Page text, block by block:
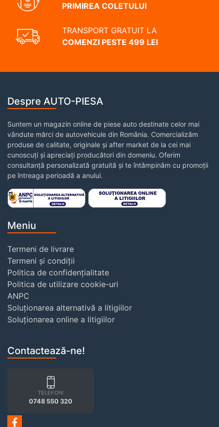
PRIMIREA COLETULUI
TRANSPORT GRATUIT LA
COMENZI PESTE 499 LEI
Despre AUTO-PIESA
Suntem un magazin online de piese auto destinate celor mai
vândute mărci de autovehicule din România. Comercializăm
produse de calitate, originale și after market de la cei mai
cunoscuți și apreciați producători din domeniu. Oferim
consultanță personalizată gratuită și te întâmpinăm cu promoții
pe întreaga perioadă a anului.
Meniu
Termeni de livrare
Termeni și condiții
Politica de confidențialitate
Politica de utilizare cookie-uri
ANPC
Soluționarea alternativă a litigiilor
Soluționarea online a litigiilor
Contactează-ne!
TELEFON:
0748 550 320